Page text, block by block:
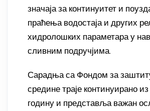
значаја за континуитет и
праћења водостаја и других
хидролошких параметара у
сливним подручјима.
Сарадња са Фондом за
средине траје континуирано
годину и представља важан